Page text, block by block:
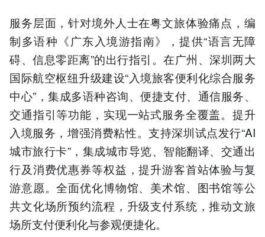
服务层面，针对境外人士在粤文旅体验痛点，编
制多语种《广东入境游指南》，提供“语言无障
碍、信息零距离”的出行指引。在广州、深圳两大
国际航空枢纽升级建设“入境旅客便利化综合服务
中心”，集成多语种咨询、便捷支付、通信服务、
交通指引等功能，实现一站式服务全覆盖。提升
入境服务，增强消费粘性。支持深圳试点发行“AI
城市旅行卡”，集成城市导览、智能翻译、交通出
行及消费优惠券等权益，提升游客首站体验与复
游意愿。全面优化博物馆、美术馆、图书馆等公
共文化场所预约流程，升级支付系统，推动文旅
场所支付便利化与参观便捷化。